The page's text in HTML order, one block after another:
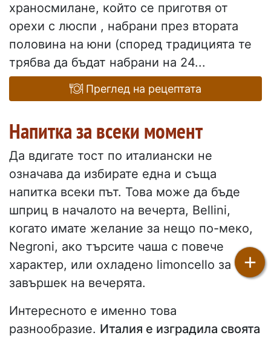
храносмилане, който се приготвя от
орехи с люспи , набрани през втората
половина на юни (според традицията те
трябва да бъдат набрани на 24...
Преглед на рецептата
Напитка за всеки момент
Да вдигате тост по италиански не
означава да избирате една и съща
напитка всеки път. Това може да бъде
шприц в началото на вечерта, Bellini,
когато имате желание за нещо по-меко,
Negroni, ако търсите чаша с повече
характер, или охладено limoncello за
завършек на вечерята.
Интересното е именно това
разнообразие. Италия е изградила своята
+